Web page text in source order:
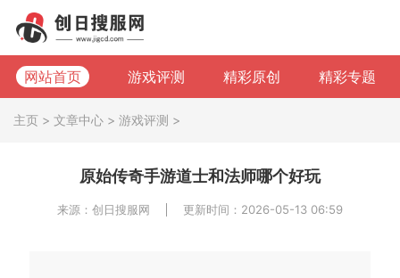
网站首页 游戏评测 精彩原创 精彩专题
主页 > 文章中心 > 游戏评测 >
原始传奇手游道士和法师哪个好玩
来源：创日搜服网 更新时间：2026-05-13 06:59